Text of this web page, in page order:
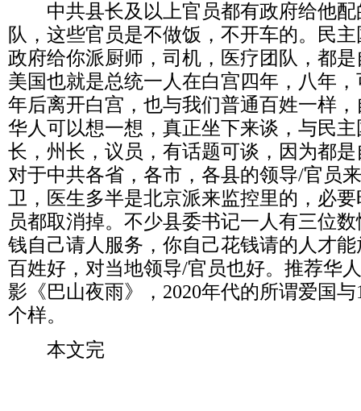
中共县长及以上官员都有政府给他
队，这些官员是不做饭，不开车的。民
政府给你派厨师，司机，医疗团队，都
美国也就是总统一人在白宫四年，八年
年后离开白宫，也与我们普通百姓一样
华人可以想一想，真正坐下来谈，与民
长，州长，议员，有话题可谈，因为都
对于中共各省，各市，各县的领导/官员
卫，医生多半是北京派来监控里的，必
员都取消掉。不少县委书记一人有三位
钱自己请人服务，你自己花钱请的人才
百姓好，对当地领导/官员也好。推荐华
影《巴山夜雨》， 2020年代的所谓爱国与
个样。
本文完